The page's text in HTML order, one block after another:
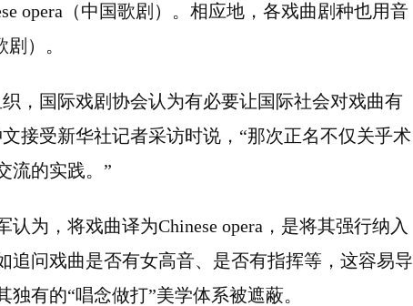
opera（中国歌剧）。相应地，各戏曲剧种也用音
）。
，国际戏剧协会认为有必要让国际社会对戏曲有
接受新华社记者采访时说，“那次正名不仅关乎术
流的实践。”
为，将戏曲译为Chinese opera，是将其强行纳入
问戏曲是否有女高音、是否有指挥等，这容易导
有的“唱念做打”美学体系被遮蔽。